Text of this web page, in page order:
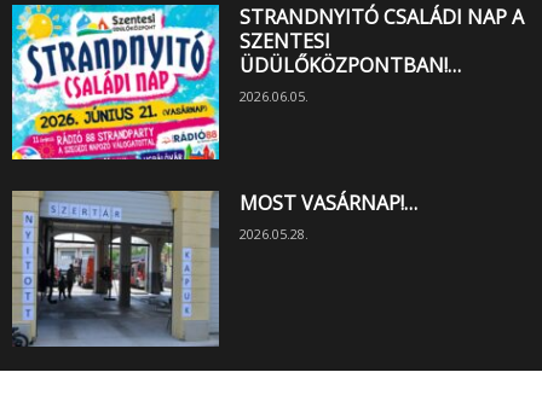
STRANDNYITÓ CSALÁDI NAP A
SZENTESI
ÜDÜLŐKÖZPONTBAN!…
2026.06.05.
MOST VASÁRNAP!…
2026.05.28.